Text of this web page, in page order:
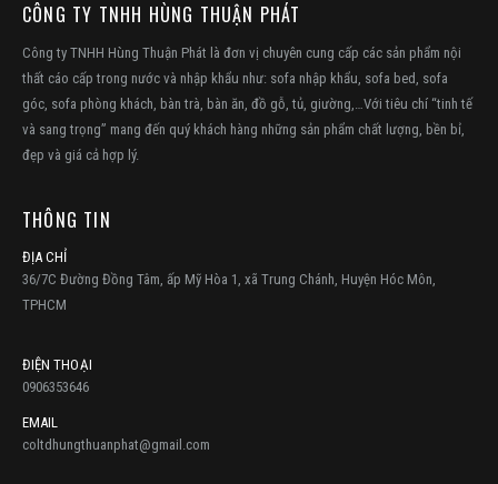
CÔNG TY TNHH HÙNG THUẬN PHÁT
Công ty TNHH Hùng Thuận Phát là đơn vị chuyên cung cấp các sản phẩm nội
thất cáo cấp trong nước và nhập khẩu như: sofa nhập khẩu, sofa bed, sofa
góc, sofa phòng khách, bàn trà, bàn ăn, đồ gỗ, tủ, giường,…Với tiêu chí “tinh tế
và sang trọng” mang đến quý khách hàng những sản phẩm chất lượng, bền bỉ,
đẹp và giá cả hợp lý.
THÔNG TIN
ĐỊA CHỈ
36/7C Đường Đồng Tâm, ấp Mỹ Hòa 1, xã Trung Chánh, Huyện Hóc Môn,
TPHCM
ĐIỆN THOẠI
0906353646
EMAIL
coltdhungthuanphat@gmail.com